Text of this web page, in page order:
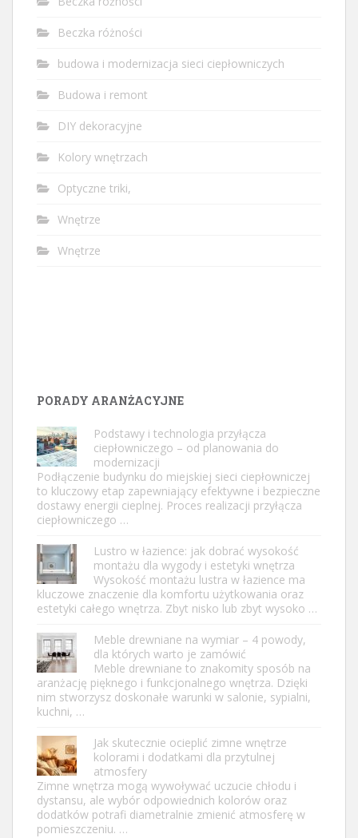
Beczka różności
budowa i modernizacja sieci ciepłowniczych
Budowa i remont
DIY dekoracyjne
Kolory wnętrzach
Optyczne triki,
Wnętrze
Wnętrze
PORADY ARANŻACYJNE
Podstawy i technologia przyłącza
ciepłowniczego – od planowania do
modernizacji
Podłączenie budynku do miejskiej sieci ciepłowniczej
to kluczowy etap zapewniający efektywne i bezpieczne
dostawy energii cieplnej. Proces realizacji przyłącza
ciepłowniczego …
Lustro w łazience: jak dobrać wysokość
montażu dla wygody i estetyki wnętrza
Wysokość montażu lustra w łazience ma
kluczowe znaczenie dla komfortu użytkowania oraz
estetyki całego wnętrza. Zbyt nisko lub zbyt wysoko …
Meble drewniane na wymiar – 4 powody,
dla których warto je zamówić
Meble drewniane to znakomity sposób na
aranżację pięknego i funkcjonalnego wnętrza. Dzięki
nim stworzysz doskonałe warunki w salonie, sypialni,
kuchni, …
Jak skutecznie ocieplić zimne wnętrze
kolorami i dodatkami dla przytulnej
atmosfery
Zimne wnętrza mogą wywoływać uczucie chłodu i
dystansu, ale wybór odpowiednich kolorów oraz
dodatków potrafi diametralnie zmienić atmosferę w
pomieszczeniu. …